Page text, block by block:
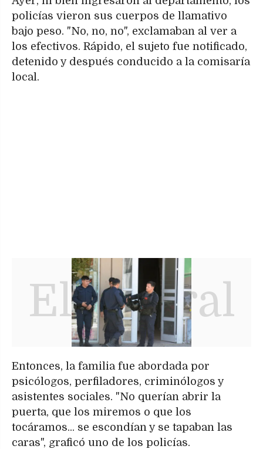
policías vieron sus cuerpos de llamativo
bajo peso. "No, no, no", exclamaban al ver a
los efectivos. Rápido, el sujeto fue notificado,
detenido y después conducido a la comisaría
local.
Entonces, la familia fue abordada por
psicólogos, perfiladores, criminólogos y
asistentes sociales. "No querían abrir la
puerta, que los miremos o que los
tocáramos... se escondían y se tapaban las
caras", graficó uno de los policías.